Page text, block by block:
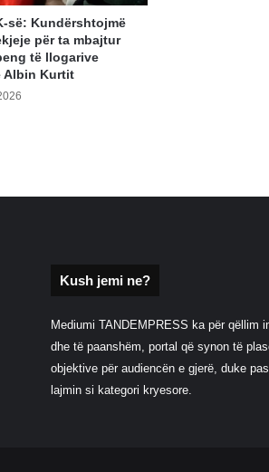
së: Kundërshtojmë
për ta mbajtur
të llogarive
Albin Kurtit
Kush jemi ne?
Mediumi TANDEMPRESS ka për qëllim
dhe të paanshëm, portal që synon të
objektive për audiencën e gjerë, duke
lajmin si kategori kryesore.